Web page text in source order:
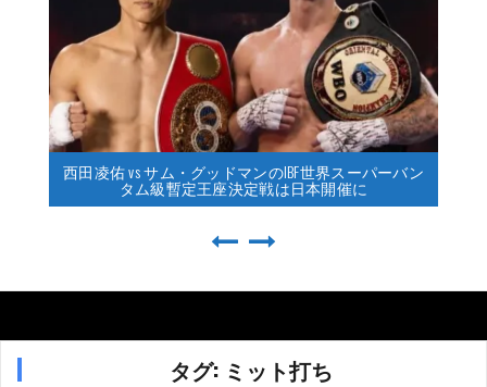
西田凌佑 vs サム・グッドマンのIBF世界スーパーバン
タム級暫定王座決定戦は日本開催に
タグ: ミット打ち